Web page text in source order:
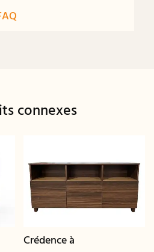
connexes
Crédence à